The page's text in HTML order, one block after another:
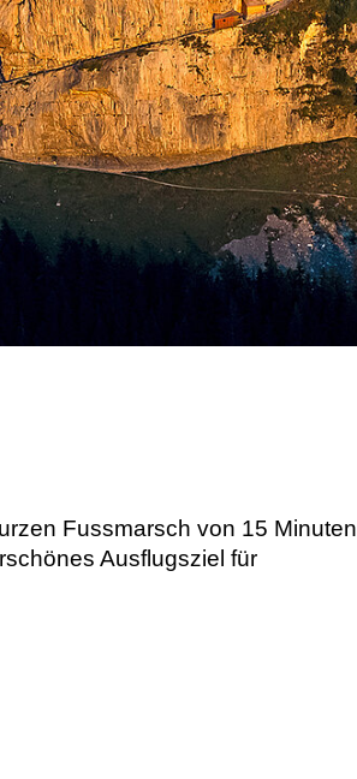
Fussmarsch von 15 Minuten
Ausflugsziel für